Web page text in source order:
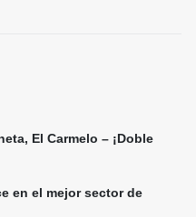
El Carmelo – ¡Doble
en el mejor sector de